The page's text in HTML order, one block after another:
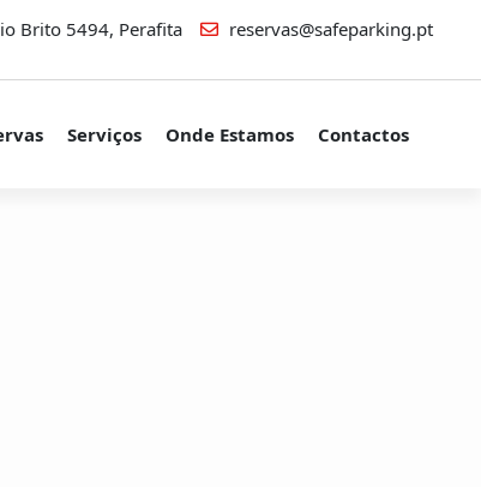
Brito 5494, Perafita reservas@safeparking.pt
Serviços Onde Estamos Contactos